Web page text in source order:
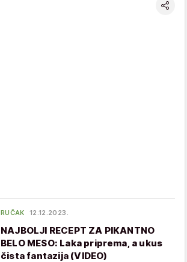
RUČAK 12.12.2023.
NAJBOLJI RECEPT ZA PIKANTNO
BELO MESO: Laka priprema, a ukus
čista fantazija (VIDEO)